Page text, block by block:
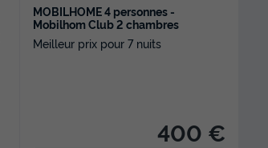
MOBILHOME 4 personnes -
Mobilhom Club 2 chambres
Meilleur prix pour 7 nuits
400 €